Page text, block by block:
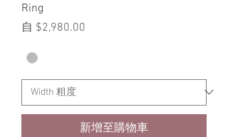
Ring
自 $2,980.00
促銷價格
新增至購物車